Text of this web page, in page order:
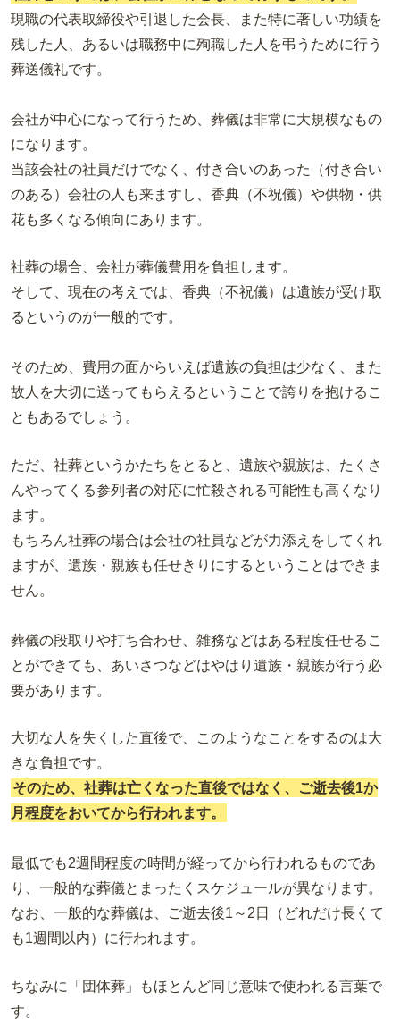
現職の代表取締役や引退した会長、また特に著しい功績を
残した人、あるいは職務中に殉職した人を弔うために行う
葬送儀礼です。
会社が中心になって行うため、葬儀は非常に大規模なもの
になります。
当該会社の社員だけでなく、付き合いのあった（付き合い
のある）会社の人も来ますし、香典（不祝儀）や供物・供
花も多くなる傾向にあります。
社葬の場合、会社が葬儀費用を負担します。
そして、現在の考えでは、香典（不祝儀）は遺族が受け取
るというのが一般的です。
そのため、費用の面からいえば遺族の負担は少なく、また
故人を大切に送ってもらえるということで誇りを抱けるこ
ともあるでしょう。
ただ、社葬というかたちをとると、遺族や親族は、たくさ
んやってくる参列者の対応に忙殺される可能性も高くなり
ます。
もちろん社葬の場合は会社の社員などが力添えをしてくれ
ますが、遺族・親族も任せきりにするということはできま
せん。
葬儀の段取りや打ち合わせ、雑務などはある程度任せるこ
とができても、あいさつなどはやはり遺族・親族が行う必
要があります。
大切な人を失くした直後で、このようなことをするのは大
きな負担です。
そのため、社葬は亡くなった直後ではなく、ご逝去後1か
月程度をおいてから行われます。
最低でも2週間程度の時間が経ってから行われるものであ
り、一般的な葬儀とまったくスケジュールが異なります。
なお、一般的な葬儀は、ご逝去後1～2日（どれだけ長くて
も1週間以内）に行われます。
ちなみに「団体葬」もほとんど同じ意味で使われる言葉で
す。